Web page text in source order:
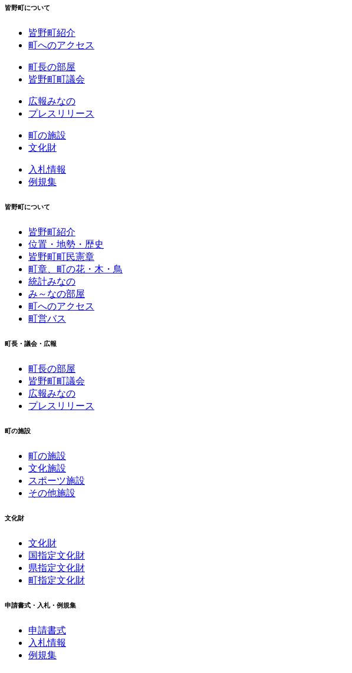
皆野町について
皆野町紹介
町へのアクセス
町長の部屋
皆野町町議会
広報みなの
プレスリリース
町の施設
文化財
入札情報
例規集
皆野町について
皆野町紹介
位置・地勢・歴史
皆野町町民憲章
町章、町の花・木・鳥
統計みなの
み～なの部屋
町へのアクセス
町営バス
町長・議会・広報
町長の部屋
皆野町町議会
広報みなの
プレスリリース
町の施設
町の施設
文化施設
スポーツ施設
その他施設
文化財
文化財
国指定文化財
県指定文化財
町指定文化財
申請書式・入札・例規集
申請書式
入札情報
例規集